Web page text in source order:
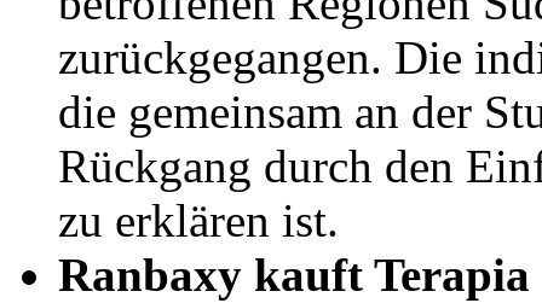
zurückgegangen. Die
die gemeinsam an der
Rückgang durch den
zu erklären ist.
Ranbaxy kauft